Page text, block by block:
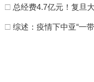
□ 总经费4.7亿元！复旦
□ 综述：疫情下中亚“一